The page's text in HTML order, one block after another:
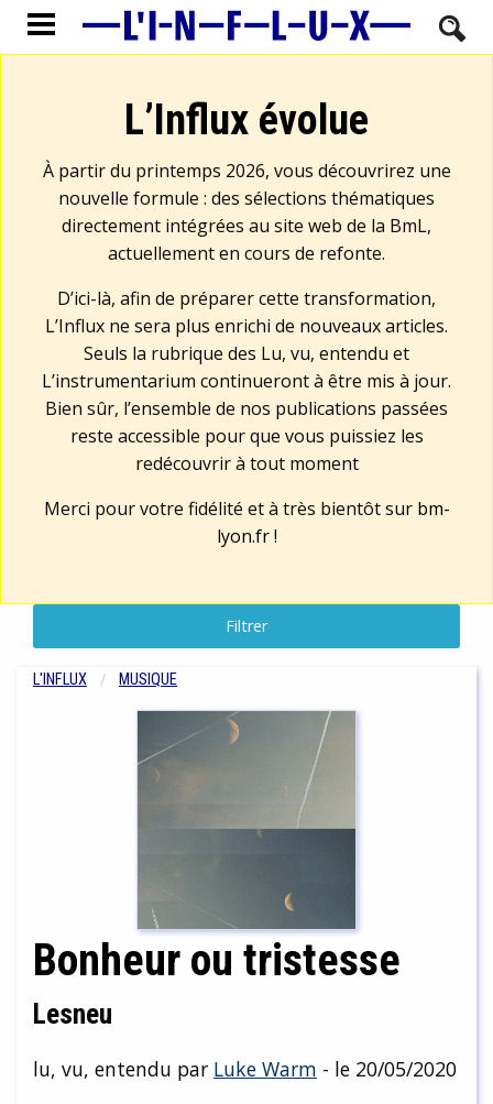
L’Influx évolue
À partir du printemps 2026, vous découvrirez une
nouvelle formule : des sélections thématiques
directement intégrées au site web de la BmL,
actuellement en cours de refonte.
D’ici-là, afin de préparer cette transformation,
L’Influx ne sera plus enrichi de nouveaux articles.
Seuls la rubrique des Lu, vu, entendu et
L’instrumentarium continueront à être mis à jour.
Bien sûr, l’ensemble de nos publications passées
reste accessible pour que vous puissiez les
redécouvrir à tout moment
Merci pour votre fidélité et à très bientôt sur bm-
lyon.fr!
Filtrer
L'INFLUX MUSIQUE
Bonheur ou tristesse
Lesneu
lu, vu, entendu par Luke Warm - le 20/05/2020